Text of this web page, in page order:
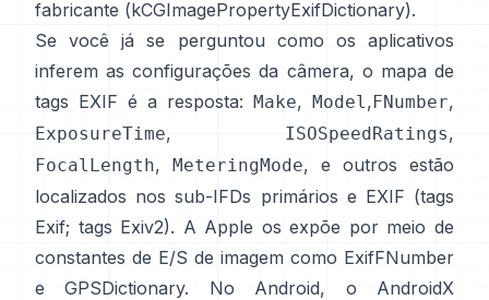
fabricante (kCGImagePropertyExifDictionary).
Se você já se perguntou como os aplicativos
inferem as configurações da câmera, o mapa de
tags EXIF é a resposta: Make, Model,FNumber,
ExposureTime, ISOSpeedRatings,
FocalLength, MeteringMode, e outros estão
localizados nos sub-IFDs primários e EXIF (tags
Exif; tags Exiv2). A Apple os expõe por meio de
constantes de E/S de imagem como ExifFNumber
eGPSDictionary. No Android, o AndroidX